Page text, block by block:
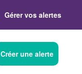
Gérer vos alertes
Créer une alerte